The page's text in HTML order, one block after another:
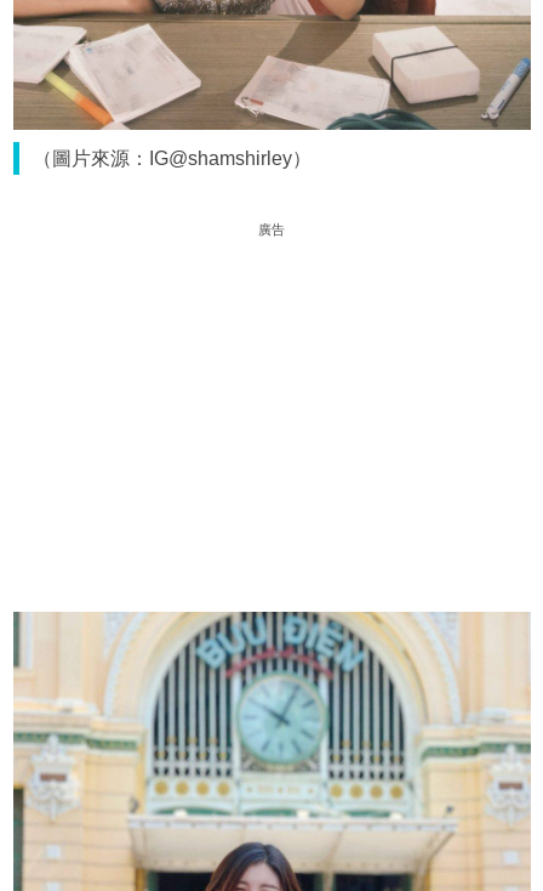
（圖片來源：IG@shamshirley）
廣告